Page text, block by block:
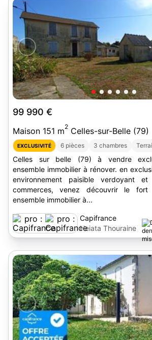
99 990 €
Maison 151 m2 Celles-sur-Belle (79)
EXCLUSIVITÉ 6 pièces 3 chambres
Celles sur belle (79) à vendre
ensemble immobilier à rénover. en
environnement paisible verdoyant
commerces, venez découvrir le
ensemble immobilier à...
Capifrance
Heiata Thouraine